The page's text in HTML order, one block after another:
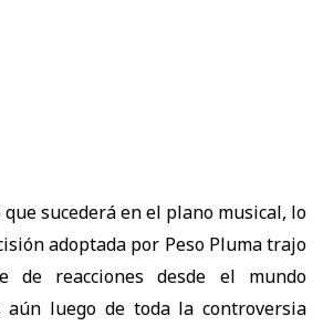
sucederá en el plano musical, lo
adoptada por Peso Pluma trajo
de reacciones desde el mundo
aún luego de toda la controversia